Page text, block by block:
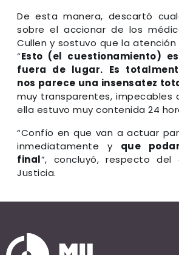
De esta manera, descartó
sobre el accionar de los
Cullen y sostuvo que la
“Esto (el cuestionamiento)
fuera de lugar. Es
nos parece una insensatez
muy transparentes, impecables
ella estuvo muy contenida 24
“Confío en que van a actuar
inmediatamente y que
final”, concluyó, respecto
Justicia.